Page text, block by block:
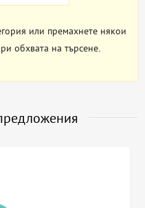
или премахнете някои
обхвата на търсене.